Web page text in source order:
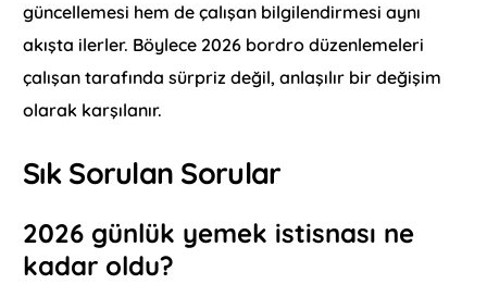
güncellemesi hem de çalışan bilgilendirmesi aynı
akışta ilerler. Böylece 2026 bordro düzenlemeleri
çalışan tarafında sürpriz değil, anlaşılır bir değişim
olarak karşılanır.
Sık Sorulan Sorular
2026 günlük yemek istisnası ne
kadar oldu?